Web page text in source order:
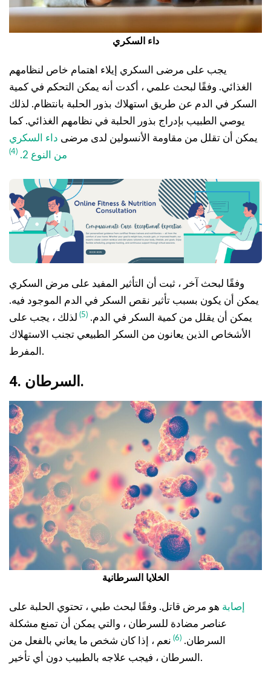
داء السكري
يجب على مرضى السكري إيلاء اهتمام خاص لنظامهم
الغذائي. وفقًا لبحث علمي ، أكدت أنه يمكن التحكم في كمية
السكر في الدم عن طريق استهلاك بذور الحلبة بانتظام. لذلك
يوصي الطبيب بإدراج بذور الحلبة في نظامهم الغذائي. كما
يمكن أن تقلل من مقاومة الأنسولين لدى مرضى داء السكري
من النوع 2.
(4)
وفقًا لبحث آخر ، ثبت أن التأثير المفيد على مرض السكري
يمكن أن يكون بسبب تأثير نقص السكر في الدم الموجود فيه.
يمكن أن يقلل من كمية السكر في الدم. (5)
لذلك ، يجب على
الأشخاص الذين يعانون من السكر الطبيعي تجنب الاستهلاك
المفرط.
4. السرطان.
الخلايا السرطانية
إصابة هو مرض قاتل. وفقًا لبحث طبي ، تحتوي الحلبة على
عناصر مضادة للسرطان ، والتي يمكن أن تمنع مشكلة
السرطان. (6)
نعم ، إذا كان شخص ما يعاني بالفعل من
السرطان ، فيجب علاجه بالطبيب دون أي تأخير.